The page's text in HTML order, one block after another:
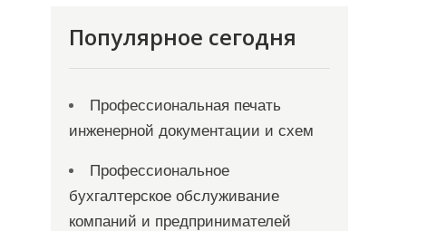
Популярное сегодня
Профессиональная печать
инженерной документации и схем
Профессиональное
бухгалтерское обслуживание
компаний и предпринимателей